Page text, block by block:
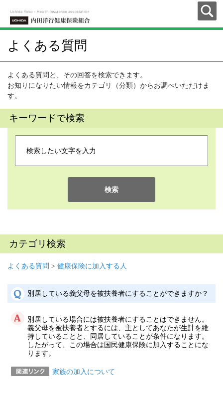
よくある質問
よくある質問と、その回答を検索できます。
お知りになりたい情報をカテゴリ（分類）からお調べいただけま
す。
キーワードで検索
検索
カテゴリ検索
よくある質問 > 健康保険に加入する人
別居している義父母を被扶養者にすることができますか？
別居している場合には被扶養者にすることはできません。
義父母を被扶養者とするには、主としてあなたが生計を維
持していることと、同居していることが条件になります。
したがって、この場合は国民健康保険に加入することにな
ります。
家族の加入について